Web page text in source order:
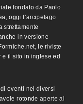
fondato da Paolo
oggi l’arcipelago
strettamente
in versione
le riviste
e il sito in inglese ed
eventi nei diversi
rotonde aperte al